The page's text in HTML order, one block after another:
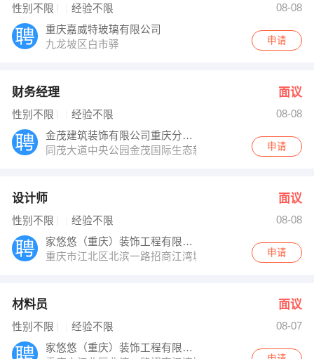
人事 发布 [材料员 ] 招聘信息
李老师 发布 [人事主管 ] 招聘信息
【巫溪】 强势入驻
性别不限 经验不限
08-08
重庆嘉威特玻璃有限公司
九龙坡区白市驿
申请
财务经理 面议
性别不限 经验不限
08-08
金茂建筑装饰有限公司重庆分公司
同茂大道中央公园金茂国际生态新城
申请
设计师 面议
性别不限 经验不限
08-08
家悠悠（重庆）装饰工程有限公司
重庆市江北区北滨一路招商江湾城
申请
材料员 面议
性别不限 经验不限
08-07
家悠悠（重庆）装饰工程有限公司